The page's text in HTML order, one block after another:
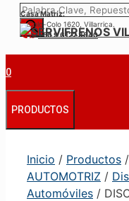
Casa Matríz:
Colo-Colo 1620, Villarrica.
+56 9 6122 3840
0
PRODUCTOS
Inicio / Productos /
AUTOMOTRIZ /
Automóviles /